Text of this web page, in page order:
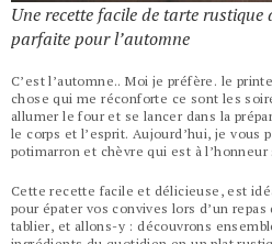
Une recette facile de tarte
parfaite pour l’automne
C’est l’automne.. Moi je préfère. le
chose qui me réconforte ce sont les
allumer le four et se lancer dans la
le corps et l’esprit. Aujourd’hui, je vous
potimarron et chèvre qui est à l’honneur
Cette recette facile et délicieuse, est
pour épater vos convives lors d’un
tablier, et allons-y : découvrons